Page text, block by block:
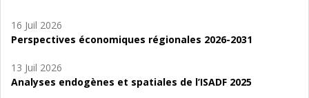
16 Juil 2026
Perspectives économiques régionales 2026-2031
13 Juil 2026
Analyses endogènes et spatiales de l’ISADF 2025